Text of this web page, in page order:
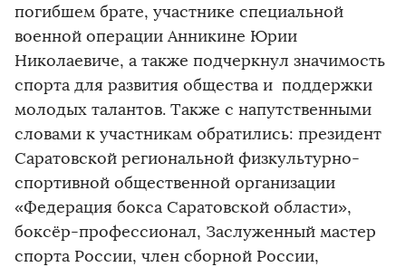
погибшем брате, участнике специальной
военной операции Анникине Юрии
Николаевиче, а также подчеркнул значимость
спорта для развития общества и поддержки
молодых талантов. Также с напутственными
словами к участникам обратились: президент
Саратовской региональной физкультурно-
спортивной общественной организации
«Федерация бокса Саратовской области»,
боксёр-профессионал, Заслуженный мастер
спорта России, член сборной России,